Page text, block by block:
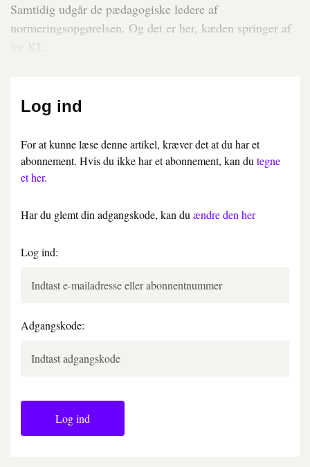
Samtidig udgår de pædagogiske ledere af
normeringsopgørelsen. Og det er her, kæden springer af
for KL.
Log ind
For at kunne læse denne artikel, kræver det at du har et
abonnement. Hvis du ikke har et abonnement, kan du tegne
et her.
Har du glemt din adgangskode, kan du ændre den her
Log ind:
Adgangskode:
Log ind